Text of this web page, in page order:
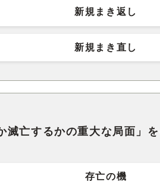
新規まき返し
新規まき直し
滅亡するかの重大な局面」
存亡の機